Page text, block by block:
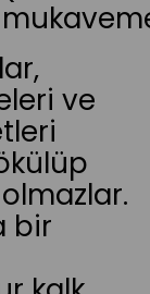
ve
bir